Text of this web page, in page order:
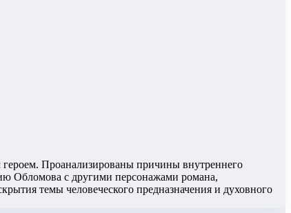
Проанализированы причины внутреннего
Обломова с другими персонажами романа,
темы человеческого предназначения и духовного